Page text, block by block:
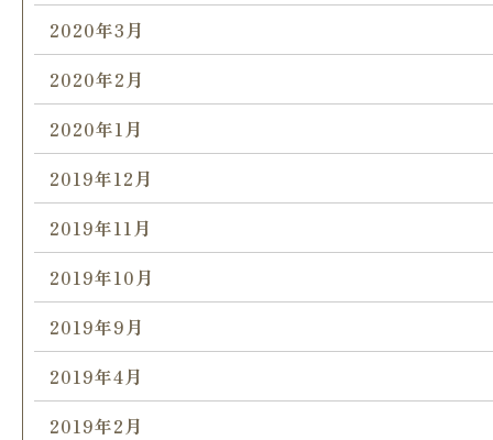
2020年3月
2020年2月
2020年1月
2019年12月
2019年11月
2019年10月
2019年9月
2019年4月
2019年2月